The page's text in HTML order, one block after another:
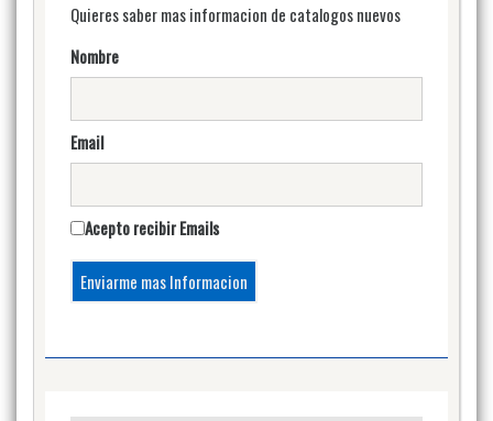
Quieres saber mas informacion de catalogos nuevos
Nombre
Email
Acepto recibir Emails